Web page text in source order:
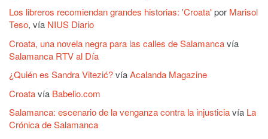
Los libreros recomiendan grandes historias: 'Croata'por Marisol
Teso, vía NIUS Diario
Croata, una novela negra para las calles de Salamancavía
Salamanca RTV al Día
¿Quién es Sandra Vitezić?víaAcalanda Magazine
Croatavía Babelio.com
Salamanca: escenario de la venganza contra la injusticiavía La
Crónica de Salamanca